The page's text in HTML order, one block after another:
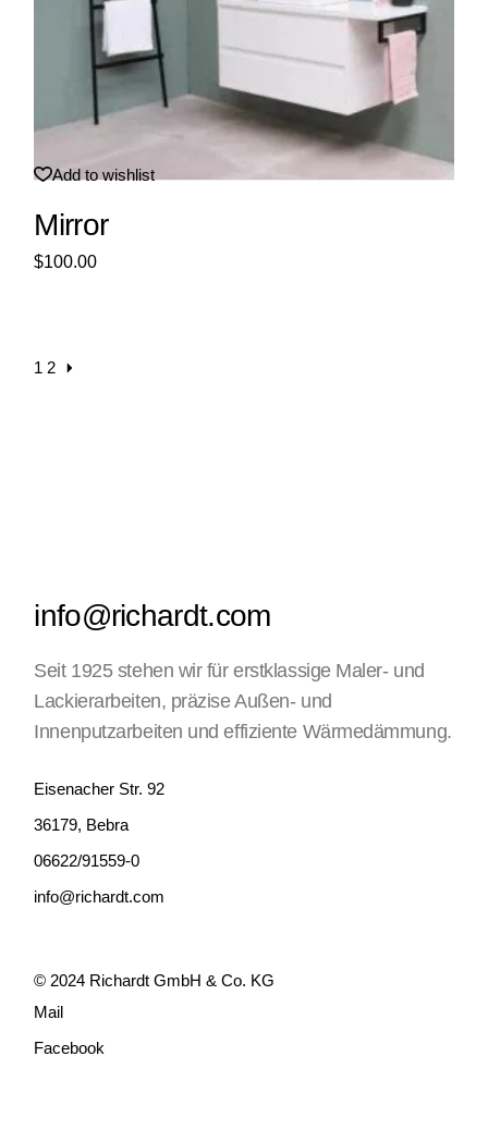
Add to wishlist
Mirror
$100.00
1 2
info@richardt.com
Seit 1925 stehen wir für erstklassige Maler- und
Lackierarbeiten, präzise Außen- und
Innenputzarbeiten und effiziente Wärmedämmung.
Eisenacher Str. 92
36179, Bebra
06622/91559-0
info@richardt.com
© 2024 Richardt GmbH & Co. KG
Mail
Facebook